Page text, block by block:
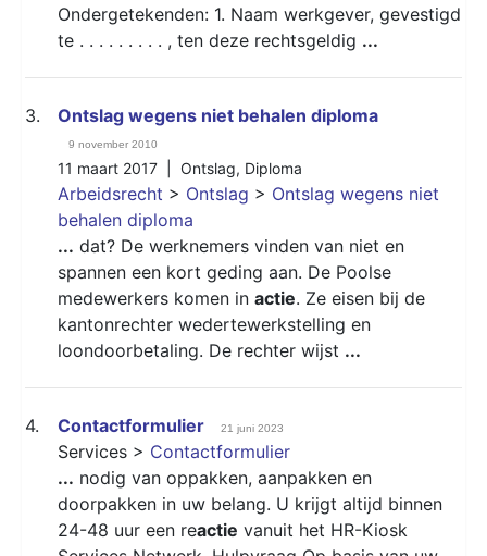
Ondergetekenden: 1. Naam werkgever, gevestigd
te . . . . . . . . . , ten deze rechtsgeldig ...
3. Ontslag wegens niet behalen diploma
9 november 2010
11 maart 2017 | Ontslag, Diploma
Arbeidsrecht > Ontslag > Ontslag wegens niet
behalen diploma
... dat? De werknemers vinden van niet en
spannen een kort geding aan. De Poolse
medewerkers komen in actie. Ze eisen bij de
kantonrechter wedertewerkstelling en
loondoorbetaling. De rechter wijst ...
4. Contactformulier 21 juni 2023
Services > Contactformulier
... nodig van oppakken, aanpakken en
doorpakken in uw belang. U krijgt altijd binnen
24-48 uur een reactie vanuit het HR-Kiosk